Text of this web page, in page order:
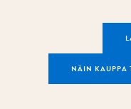
NÄIN KAUPPA